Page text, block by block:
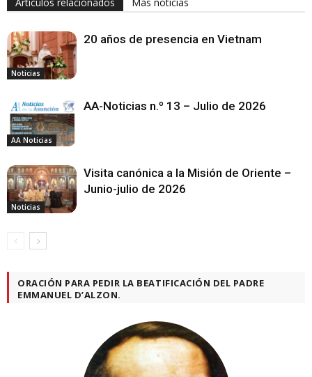
Noticias
20 años de presencia en Vietnam
AA Noticias
AA-Noticias n.º 13 – Julio de 2026
Noticias
Visita canónica a la Misión de Oriente –
Junio-julio de 2026
ORACIÓN PARA PEDIR LA BEATIFICACIÓN DEL PADRE
EMMANUEL D’ALZON.